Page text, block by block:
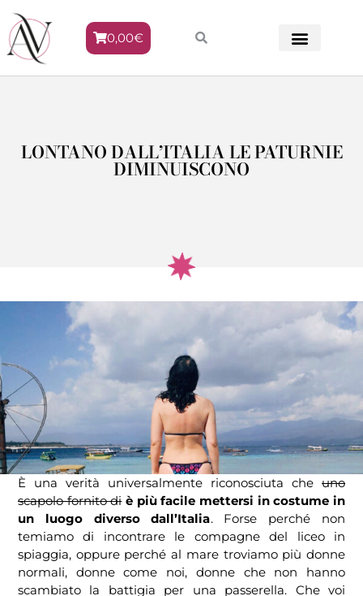
0,00€
LONTANO DALL’ITALIA LE PATURNIE
DIMINUISCONO
È una verità universalmente riconosciuta che uno
scapolo fornito di è più facile mettersi in costume in
un luogo diverso dall’Italia. Forse perché non
temiamo di incontrare le compagne del liceo in
spiaggia, oppure perché al mare troviamo più donne
normali, donne come noi, donne che non hanno
scambiato la battigia per una passerella. Che voi